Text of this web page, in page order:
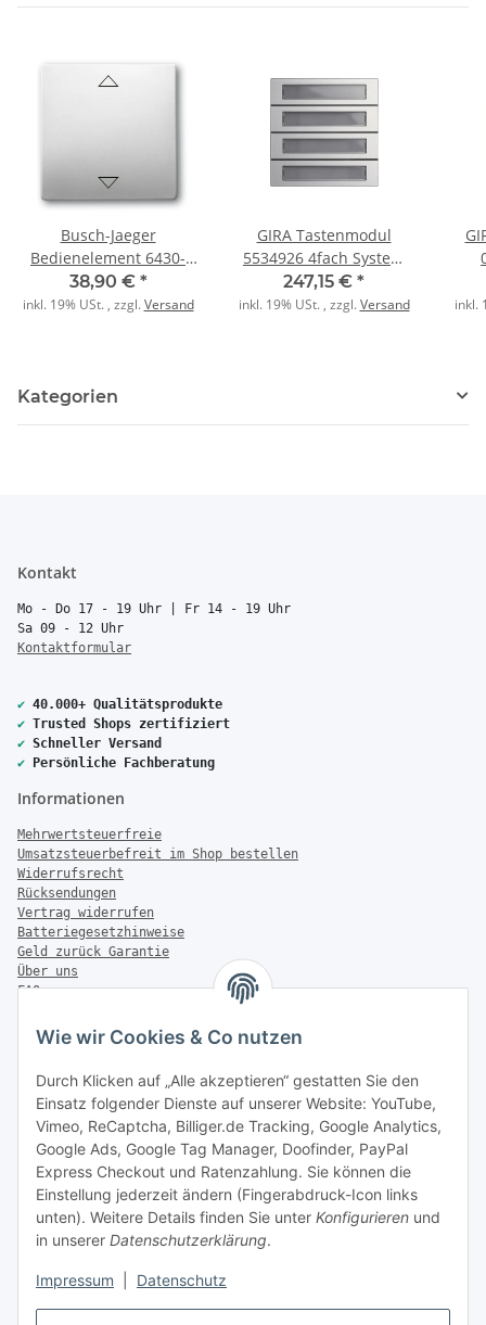
Wie wir Cookies & Co nutzen
Durch Klicken auf „Alle akzeptieren“ gestatten Sie den
Einsatz folgender Dienste auf unserer Website: YouTube,
Vimeo, ReCaptcha, Billiger.de Tracking, Google Analytics,
Google Ads, Google Tag Manager, Doofinder, PayPal
Express Checkout und Ratenzahlung. Sie können die
Einstellung jederzeit ändern (Fingerabdruck-Icon links
unten). Weitere Details finden Sie unter Konfigurieren und
in unserer Datenschutzerklärung.
Impressum Datenschutz
Busch-Jaeger
Bedienelement 6430-
866-102 pur edelstahl
Edelstahl
38,90 € *
inkl. 19% USt. , zzgl.Versand
GIRA Tastenmodul
5534926 4fach System
106 Aluminium
247,15 € *
inkl. 19% USt. , zzgl.Versand inkl.
Kategorien
Kontakt
Mo - Do 17 - 19 Uhr | Fr 14 - 19 Uhr
Sa 09 - 12 Uhr
Kontaktformular
✔ 40.000+ Qualitätsprodukte
✔ Trusted Shops zertifiziert
✔ Schneller Versand
✔ Persönliche Fachberatung
Informationen
Mehrwertsteuerfreie
Umsatzsteuerbefreit im Shop bestellen
Widerrufsrecht
Rücksendungen
Vertrag widerrufen
Batteriegesetzhinweise
Geld zurück Garantie
Über uns
FAQ
Zahlung & Versand
Versandinformationen
Sonstiges